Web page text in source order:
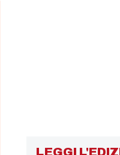
LEGGI